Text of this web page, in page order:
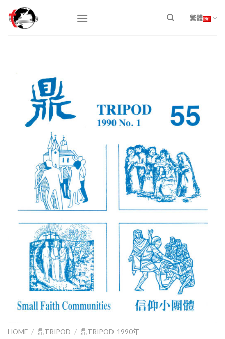
content
繁體
HOME / 鼎TRIPOD / 鼎TRIPOD_1990年